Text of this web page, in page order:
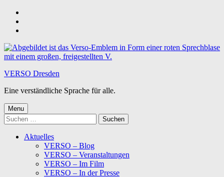
content
footer
VERSO Dresden
Eine verständliche Sprache für alle.
Menu
Suchen
nach:
Aktuelles
VERSO – Blog
VERSO – Veranstaltungen
VERSO – Im Film
VERSO – In der Presse